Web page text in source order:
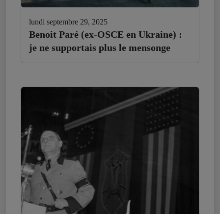
lundi septembre 29, 2025
Benoit Paré (ex-OSCE en Ukraine) :
je ne supportais plus le mensonge